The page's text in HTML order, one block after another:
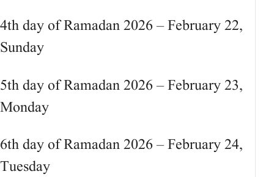
4th day of Ramadan 2026 – February 22,
Sunday
5th day of Ramadan 2026 – February 23,
Monday
6th day of Ramadan 2026 – February 24,
Tuesday